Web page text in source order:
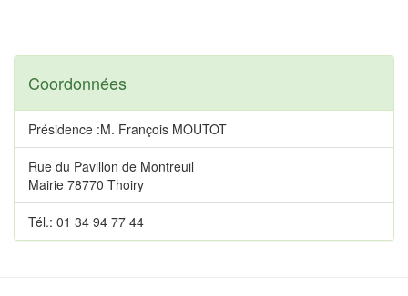
Coordonnées
Présidence :M. François MOUTOT
Rue du Pavillon de Montreuil
Mairie 78770 Thoiry
Tél.: 01 34 94 77 44